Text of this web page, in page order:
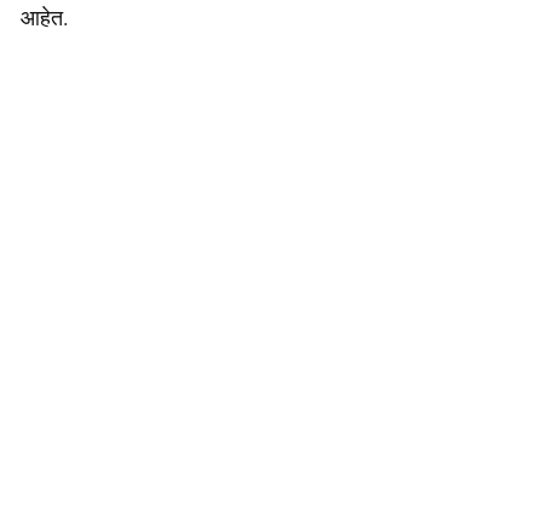
आहेत.